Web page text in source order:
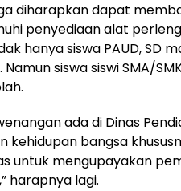
diharapkan dapat
penyediaan alat
hanya siswa PAUD, SD
siswa siswi SMA/
ada di Dinas
kehidupan bangsa
untuk mengupayakan
harapnya lagi.